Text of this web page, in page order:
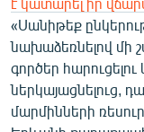
«Սանիթեք
նախաձեռնելով մի
գործեր
ներկայացնելուց,
մարմինների